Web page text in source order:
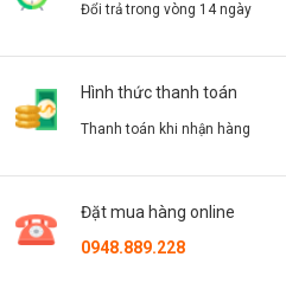
Đổi trả trong vòng 14 ngày
Hình thức thanh toán
Thanh toán khi nhận hàng
Đặt mua hàng online
0948.889.228